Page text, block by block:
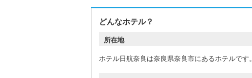
どんなホテル？
所在地
ホテル日航奈良は奈良県奈良市にあるホテルです。